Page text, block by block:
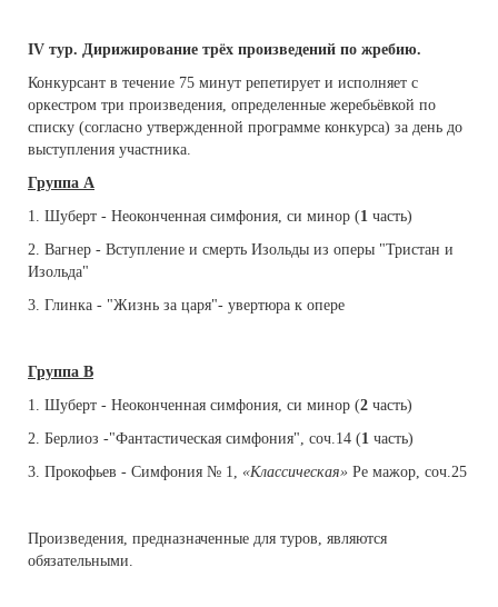
IV тур. Дирижирование трёх произведений по жребию.
Конкурсант в течение 75 минут репетирует и исполняет с
оркестром три произведения, определенные жеребьёвкой по
списку (согласно утвержденной программе конкурса) за день до
выступления участника.
Группа A
1. Шуберт - Неоконченная симфония, си минор (1 часть)
2. Вагнер - Вступление и смерть Изольды из оперы "Тристан и
Изольда"
3. Глинка - "Жизнь за царя"- увертюра к опере
Группа В
1. Шуберт - Неоконченная симфония, си минор (2 часть)
2. Берлиоз -"Фантастическая симфония", соч.14 (1 часть)
3. Прокофьев - Симфония № 1, «Классическая» Ре мажор, соч.25
Произведения, предназначенные для туров, являются
обязательными.